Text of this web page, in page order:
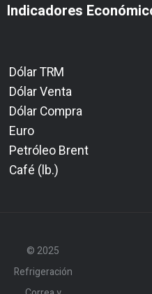
Indicadores
Dólar TRM
Dólar Venta
Dólar Compra
Euro
Petróleo Brent
Café (lb.)
© 2025
Refrigeración